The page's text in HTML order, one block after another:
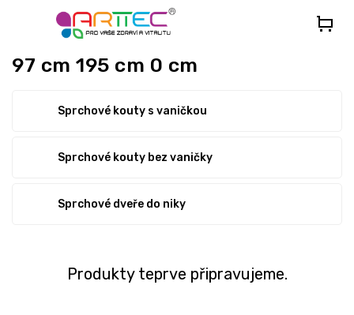
97 cm 195 cm 0 cm
Sprchové kouty s vaničkou
Sprchové kouty bez vaničky
Sprchové dveře do niky
Produkty teprve připravujeme.